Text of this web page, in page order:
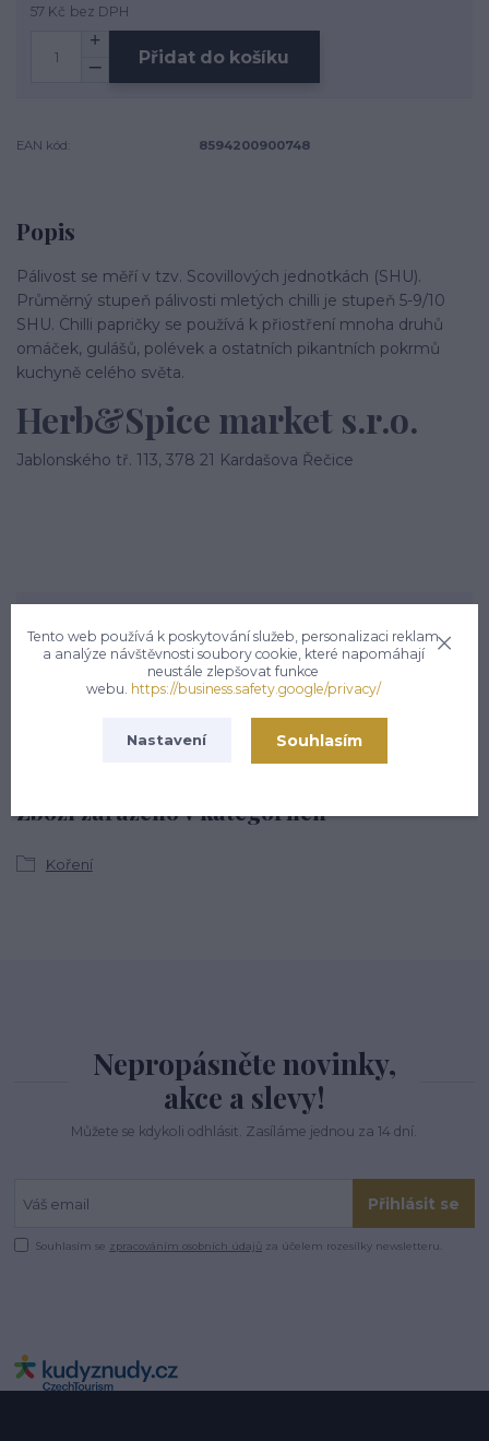
57 Kč bez DPH
Přidat do košíku
EAN kód: 8594200900748
Popis
Pálivost se měří v tzv. Scovillových jednotkách (SHU).
Průměrný stupeň pálivosti mletých chilli je stupeň 5-9/10
SHU. Chilli papričky se používá k přiostření mnoha druhů
omáček, gulášů, polévek a ostatních pikantních pokrmů
kuchyně celého světa.
Herb&Spice market s.r.o.
Jablonského tř. 113, 378 21 Kardašova Řečice
Zboží zařazeno v kategoriích
Koření
Zákaznická podpora hsmarket.cz
+420 722 936 923
(Po-Pá, 8-16 hod.)
Nepropásněte novinky,
akce a slevy!
Můžete se kdykoli odhlásit. Zasíláme jednou za 14 dní.
Přihlásit se
Souhlasím se zpracováním osobních údajů za účelem rozesílky newsletteru.
Tento web používá k poskytování služeb, personalizaci reklam
a analýze návštěvnosti soubory cookie, které napomáhají
neustále zlepšovat funkce
webu. https://business.safety.google/privacy/
Nastavení Souhlasím